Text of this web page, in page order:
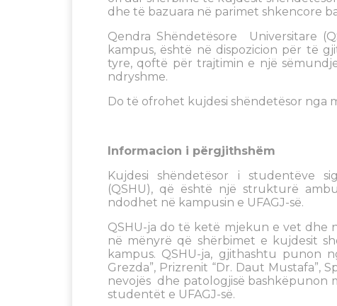
dhe të bazuara në parimet shkencore
Qendra Shëndetësore Universitare
kampus, është në dispozicion për të
tyre, qoftë për trajtimin e një
ndryshme.
Do të ofrohet kujdesi shëndetësor nga
Informacion i përgjithshëm
Kujdesi shëndetësor i studentëve
(QSHU), që është një strukturë
ndodhet në kampusin e UFAGJ-së.
QSHU-ja do të ketë mjekun e vet dhe
në mënyrë që shërbimet e kujdesit
kampus. QSHU-ja, gjithashtu punon
Grezda”, Prizrenit “Dr. Daut Mustafa”,
nevojës dhe patologjisë bashkëpunon
studentët e UFAGJ-së.